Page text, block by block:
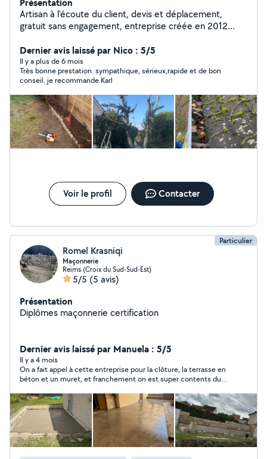
Artisan à l'écoute du client, devis et déplacement,
gratuit sans engagement, entreprise créée en 2012
Dernier avis laissé par Nico : 5/5
Il y a plus de 6 mois
Très bonne prestation. sympathique, sérieux,rapide et de bon
conseil. je recommande Karl
Voir le profil Contacter
Particulier
Romel Krasniqi
Maçonnerie
Reims (Croix du Sud-Sud-Est)
5/5 (5 avis)
Présentation
Diplômes maçonnerie certification
Dernier avis laissé par Manuela : 5/5
Il y a 4 mois
On a fait appel à cette entreprise pour la clôture, la terrasse en
béton et un muret, et franchement on est super contents du
correspond exactement à ce qu’on voulait. Entreprise sérieuse,
on recommande sans hésiter 👍